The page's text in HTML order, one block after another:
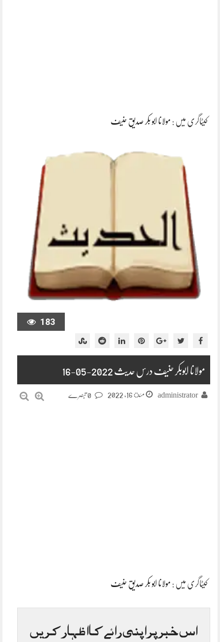
کیٹاگری میں : مولانا ابو بکر صدیق حنیف
183
مولانا ابوبکر حنیف درس حدیث 2022-05-16
administrator مئ 16, 2022
کیٹاگری میں : مولانا ابو بکر صدیق حنیف
اس خبر پر اپنی رائے کا اظہار کریں